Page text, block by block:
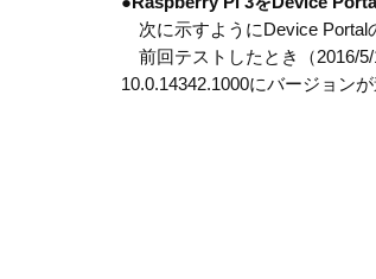
次に示すようにDevice Portal
前回テストしたとき（2016/5/
10.0.14342.1000にバージョンが